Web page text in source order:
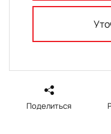
Поделиться